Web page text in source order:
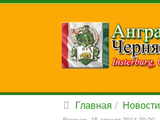
Главная Новости